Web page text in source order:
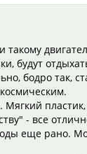
такому
будут
бодро
Мягкий
- все
еще рано.